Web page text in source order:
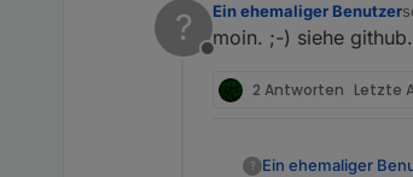
?
Offline
Ein ehemaliger Benutzer
moin. ;-) siehe github.
2 Antworten Letzte
?